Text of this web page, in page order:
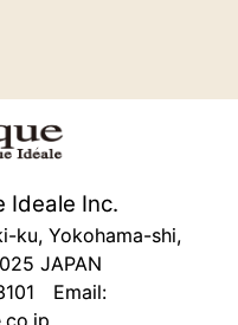
Ideale Inc.
ku, Yokohama-shi,
JAPAN
Email: